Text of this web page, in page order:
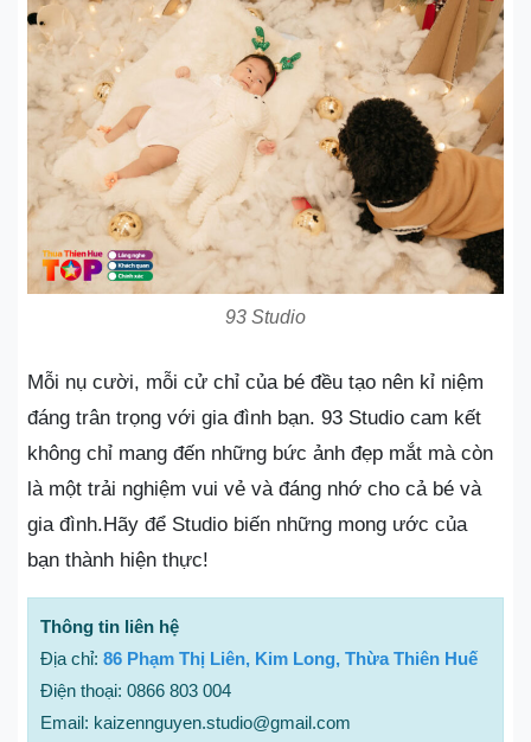
93 Studio
Mỗi nụ cười, mỗi cử chỉ của bé đều tạo nên kỉ niệm
đáng trân trọng với gia đình bạn. 93 Studio cam kết
không chỉ mang đến những bức ảnh đẹp mắt mà còn
là một trải nghiệm vui vẻ và đáng nhớ cho cả bé và
gia đình.Hãy để Studio biến những mong ước của
bạn thành hiện thực!
Thông tin liên hệ
Địa chỉ: 86 Phạm Thị Liên, Kim Long, Thừa Thiên Huế
Điện thoại: 0866 803 004
Email: kaizennguyen.studio@gmail.com